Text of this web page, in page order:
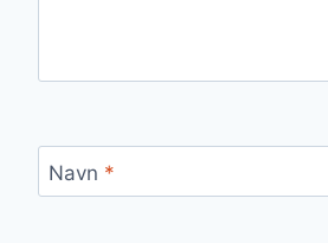
Navn *